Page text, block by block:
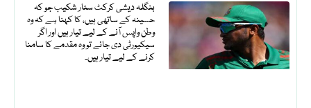
بنگلہ دیشی کرکٹ سٹار شکیب جو کہ
حسینہ کے ساتھی ہیں، کا کہنا ہے کہ وہ
وطن واپس آنے کے لیے تیار ہیں اور اگر
سیکیورٹی دی جائے تو وہ مقدمے کا سامنا
کرنے کے لیے تیار ہیں۔